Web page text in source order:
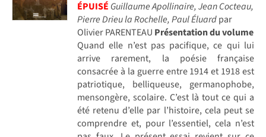
ÉPUISÉ Guillaume Apollinaire, Jean Cocteau,
Pierre Drieu la Rochelle, Paul Éluardpar
Olivier PARENTEAU Présentation du volume
Quand elle n’est pas pacifique, ce qui lui
arrive rarement, la poésie française
consacrée à la guerre entre 1914 et 1918 est
patriotique, belliqueuse, germanophobe,
mensongère, scolaire. C’est là tout ce qui a
été retenu d’elle par l’histoire, cela peut se
comprendre et, pour l’essentiel, cela n’est